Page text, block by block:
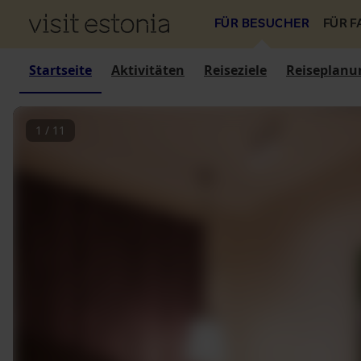
FÜR BESUCHER FÜR
Startseite Aktivitäten Reiseziele
1 / 11